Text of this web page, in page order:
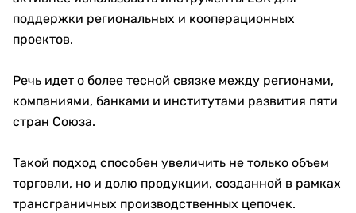
поддержки региональных и кооперационных
проектов.
Речь идет о более тесной связке между регионами,
компаниями, банками и институтами развития пяти
стран Союза.
Такой подход способен увеличить не только объем
торговли, но и долю продукции, созданной в рамках
трансграничных производственных цепочек.